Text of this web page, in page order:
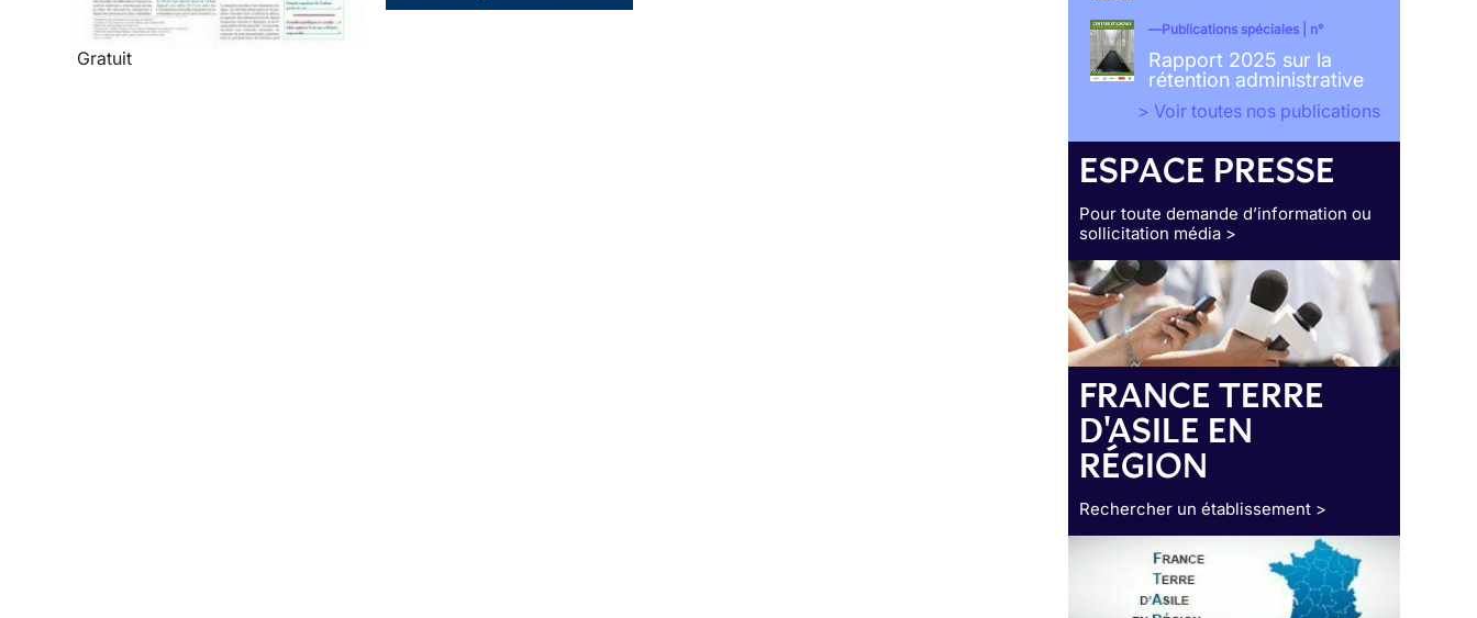
Gratuit
Publications spéciales | n°
Rapport 2025 sur la
rétention administrative
> Voir toutes nos publications
ESPACE PRESSE
Pour toute demande d’information ou
sollicitation média >
FRANCE TERRE
D'ASILE EN
RÉGION
Rechercher un établissement >